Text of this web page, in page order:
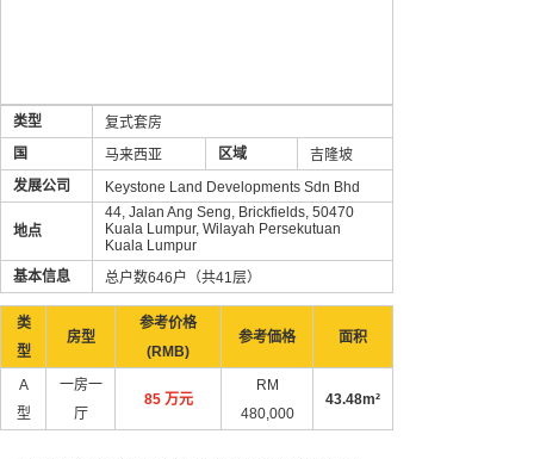
类型
复式套房
国
马来西亚 区域
吉隆坡
发展公司
Keystone Land Developments Sdn Bhd
地点
44, Jalan Ang Seng, Brickfields, 50470
Kuala Lumpur, Wilayah Persekutuan
Kuala Lumpur
基本信息
总户数646户（共41层）
类
型
房型
参考价格
(RMB)
参考価格 面积
A
型
一房一
厅
85 万元
RM
480,000
43.48m²